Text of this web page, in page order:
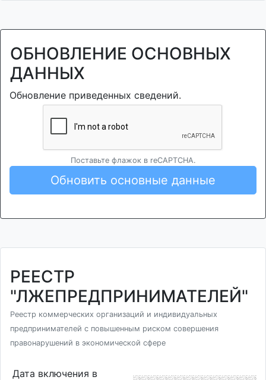
ОБНОВЛЕНИЕ ОСНОВНЫХ
ДАННЫХ
Обновление приведенных сведений.
Поставьте флажок в reCAPTCHA.
Обновить основные данные
РЕЕСТР
"ЛЖЕПРЕДПРИНИМАТЕЛЕЙ"
Реестр коммерческих организаций и индивидуальных
предпринимателей с повышенным риском совершения
правонарушений в экономической сфере
Дата включения в